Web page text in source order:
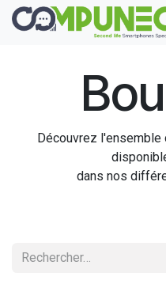
Se rendre au contenu
Découvrez
dans nos